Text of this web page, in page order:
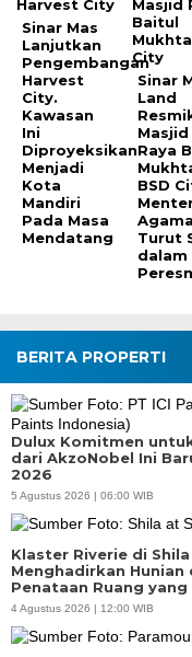
Sinar Mas
Lanjutkan
Pengembangan
Harvest
City.
Kawasan
Ini
Diproyeksikan
Menjadi
Kota
Mandiri
Pada Masa
Mendatang
Sinar
Land
Masjid
Raya
BSD
Agama
Turut
dalam
BERITA PROPERTI
Dulux Komitmen
dari AkzoNobel Ini
2026
5 Agustus 2026 | 06:00 WIB
Klaster Riverie di
Menghadirkan Hunian
Penataan Ruang yang
4 Agustus 2026 | 12:00 WIB